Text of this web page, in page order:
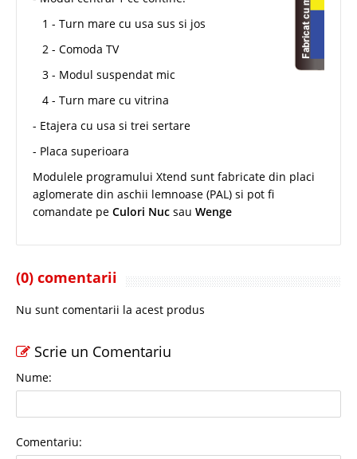
1 - Turn mare cu usa sus si jos
2 - Comoda TV
3 - Modul suspendat mic
4 - Turn mare cu vitrina
- Etajera cu usa si trei sertare
- Placa superioara
Modulele programului Xtend sunt fabricate din placi
aglomerate din aschii lemnoase (PAL) si pot fi
comandate pe Culori Nuc sau Wenge
(0) comentarii
Nu sunt comentarii la acest produs
Scrie un Comentariu
Nume:
Comentariu: